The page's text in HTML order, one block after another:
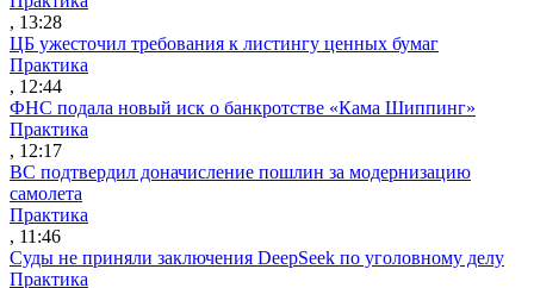
, 13:28
ЦБ ужесточил требования к листингу ценных бумаг
Практика
, 12:44
ФНС подала новый иск о банкротстве «Кама Шиппинг»
Практика
, 12:17
ВС подтвердил доначисление пошлин за модернизацию
самолета
Практика
, 11:46
Суды не приняли заключения DeepSeek по уголовному делу
Практика